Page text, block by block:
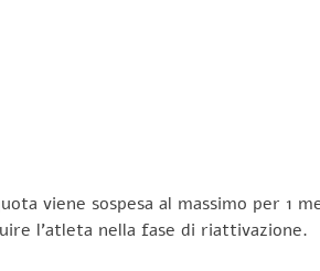
viene sospesa al massimo per 1
l’atleta nella fase di riattivazione.